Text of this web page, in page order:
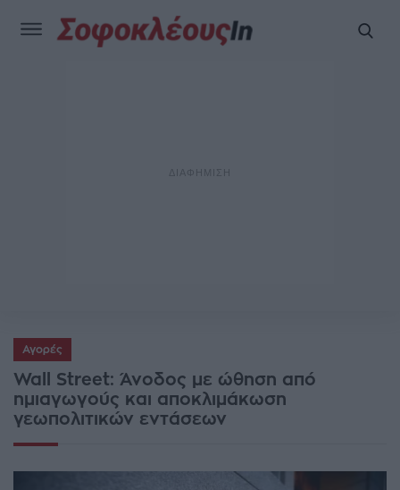
Αγορές
Wall Street: Άνοδος με ώθηση από
ημιαγωγούς και αποκλιμάκωση
γεωπολιτικών εντάσεων